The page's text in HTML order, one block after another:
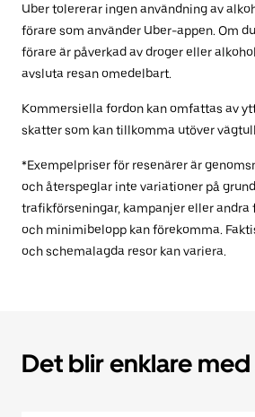
Uber tolererar ingen användning av
förare som använder Uber-appen. Om
förare är påverkad av droger eller
avsluta resan omedelbart.
Kommersiella fordon kan omfattas av
skatter som kan tillkomma utöver
*Exempelpriser för resenärer är
och återspeglar inte variationer på
trafikförseningar, kampanjer eller andra
och minimibelopp kan förekomma.
och schemalagda resor kan variera.
Det blir enklare